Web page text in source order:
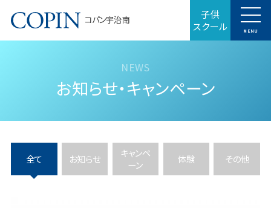
コパン宇治南 子供
スクール MENU
お知らせ・キャンペーン
全て お知らせ
キャンペ
ーン
体験 その他